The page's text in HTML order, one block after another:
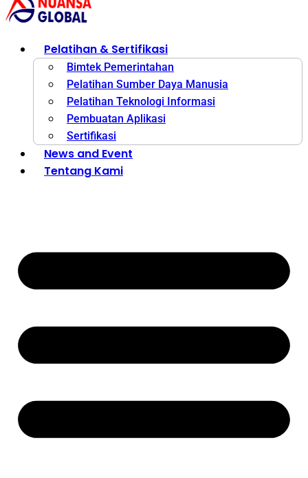
Pelatihan & Sertifikasi
Bimtek Pemerintahan
Pelatihan Sumber Daya Manusia
Pelatihan Teknologi Informasi
Pembuatan Aplikasi
Sertifikasi
News and Event
Tentang Kami